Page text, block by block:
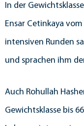
In der
Ensar Cetinkaya
intensiven Runden
und sprachen ihm
Auch Rohullah
Gewichtsklasse bis